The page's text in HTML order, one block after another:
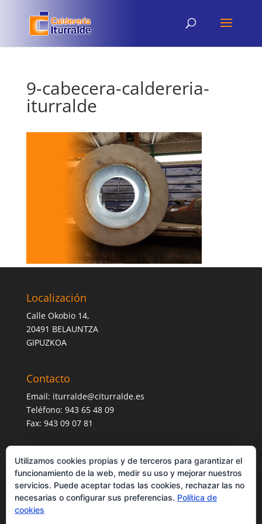
9-cabecera-caldereria-
iturralde
Localización
Calle Okobio 14,
20491 BELAUNTZA
GIPUZKOA
Contacto
Email: iturralde@citurralde.es
Teléfono: 943 65 48 09
Fax: 943 09 07 81
Utilizamos cookies propias y de terceros para garantizar el
funcionamiento de la web, medir su uso y mejorar nuestros
servicios. Puede aceptar todas las cookies, rechazar las no
necesarias o configurar sus preferencias. Política de
cookies